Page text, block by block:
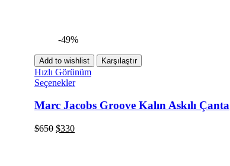
-49%
Add to wishlist Karşılaştır
Hızlı Görünüm
Seçenekler
Marc Jacobs Groove Kalın Askılı Çanta
$650 $330